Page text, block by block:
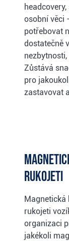
osobní věci
potřebovat
dostatečně
Zůstává
pro
zastavovat
rukojeti
Magnetická
rukojeti
organizaci
jakékoli